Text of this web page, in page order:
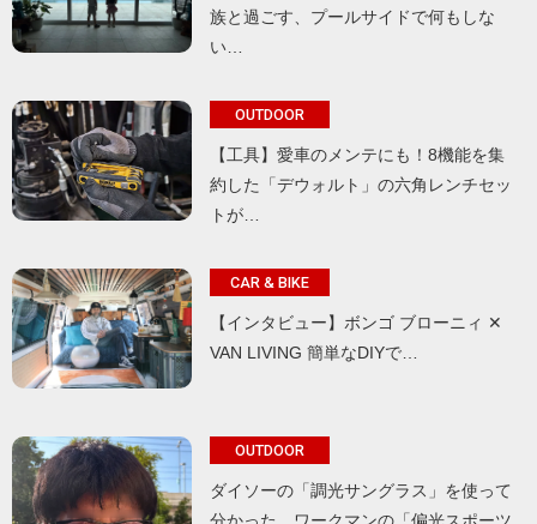
族と過ごす、プールサイドで何もしな
い…
OUTDOOR
【工具】愛車のメンテにも！8機能を集
約した「デウォルト」の六角レンチセッ
トが…
CAR & BIKE
【インタビュー】ボンゴ ブローニィ ✕
VAN LIVING 簡単なDIYで…
OUTDOOR
ダイソーの「調光サングラス」を使って